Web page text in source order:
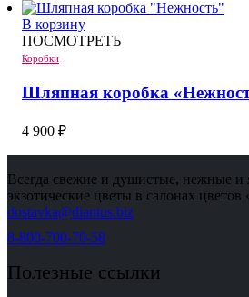
В корзину
ПОСМОТРЕТЬ
Коробки
Шляпная коробка
4 900 ₽
Всегда свежие и душистые, нежные и
экзотические цветы в салонах
dostavka@diantus.biz
8-800-700-70-58
Полезные ссылки